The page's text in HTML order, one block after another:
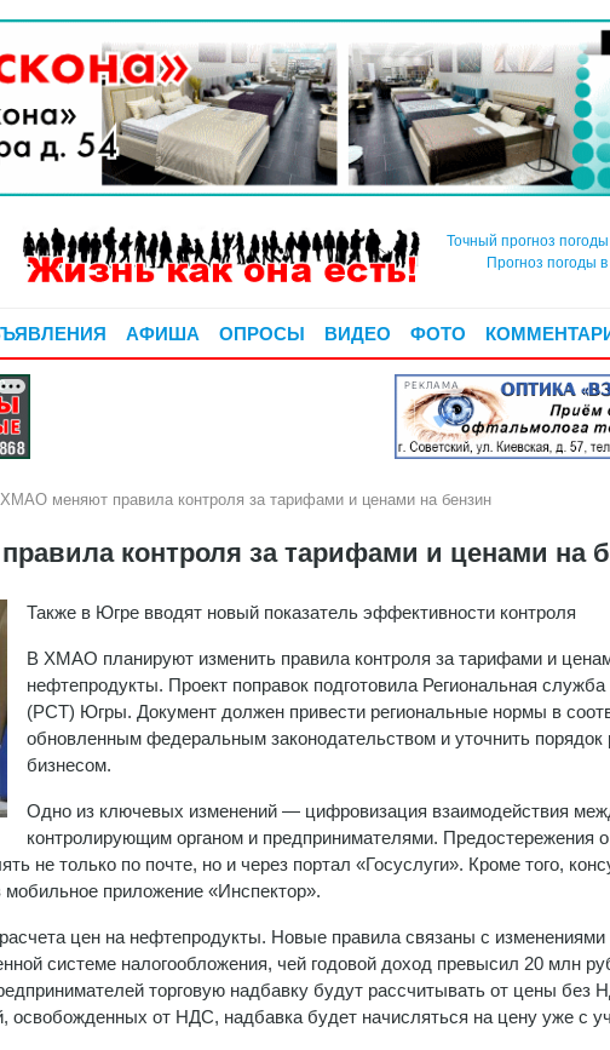
Точный прогноз
Прогноз погоды
АФИША ОПРОСЫ ВИДЕО ФОТО
РЕКЛАМА
меняют правила контроля за тарифами и ценами на бензин
контроля за тарифами и ценами на
Также в Югре вводят новый показатель эффективности контроля
В ХМАО планируют изменить правила контроля за тарифами и
нефтепродукты. Проект поправок подготовила Региональная
(РСТ) Югры. Документ должен привести региональные нормы в
обновленным федеральным законодательством и уточнить порядок
бизнесом.
Одно из ключевых изменений — цифровизация взаимодействия
контролирующим органом и предпринимателями. Предостережения
не только по почте, но и через портал «Госуслуги». Кроме того,
приложение «Инспектор».
цен на нефтепродукты. Новые правила связаны с
системе налогообложения, чей годовой доход превысил 20 млн
торговую надбавку будут рассчитывать от цены без
освобожденных от НДС, надбавка будет начисляться на цену уже с